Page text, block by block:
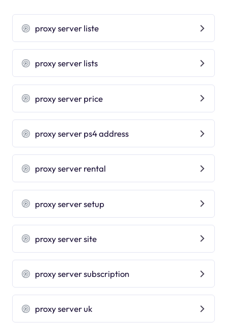
proxy server liste
proxy server lists
proxy server price
proxy server ps4 address
proxy server rental
proxy server setup
proxy server site
proxy server subscription
proxy server uk